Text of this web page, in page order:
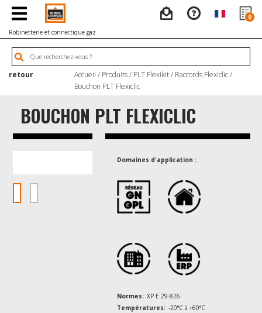
0
Robinetterie et connectique gaz
retour Accueil / Produits/ PLT Flexikit/ Raccords Flexiclic/
Bouchon PLT Flexiclic
BOUCHON PLT FLEXICLIC
Domaines d'application :
Normes: XP E 29-826
Températures: -20°C à +60°C